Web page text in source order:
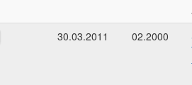
30.03.2011
02.2000